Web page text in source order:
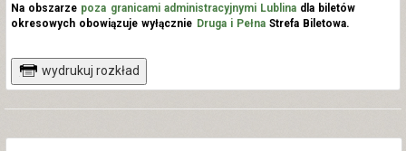
Na obszarze poza granicami administracyjnymi Lublinadla biletów
okresowych obowiązuje wyłącznie Druga i PełnaStrefa Biletowa.
wydrukuj rozkład